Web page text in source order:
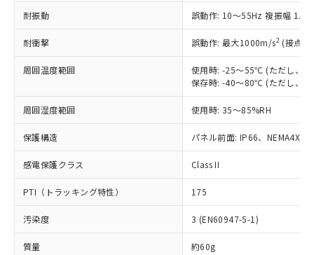
耐振動 誤動作: 10～55Hz 複振幅
耐衝撃 誤動作: 最大1000m/s2 (接点
周囲温度範囲
使用時: -25～55℃ (ただし、氷
保存時: -40～80℃ (ただし、氷
周囲湿度範囲 使用時: 35～85%RH
保護構造 パネル前面: IP66、NEMA4X,
感電保護クラス Class II
PTI（トラッキング特性） 175
汚染度 3 (EN60947-5-1)
質量 約60g
記載している更新日時点での社内デー
タに基づき作成されるものであり、閲
覧された時点での実際の在庫および標
準価格とは異なる場合があることをご
正式な納期状況および標準価格はお客
様のお取引先、またはお客様担当のオ
ムロン制御機器販売店・当社販売員に
オムロン制御機器販売店や当社販売拠
販売ネットワーク
」をご確認
ください。
在庫状況および標準価格結果を当社の
事前の承諾なく第三者に漏洩または開
示しないようお願いします。
マイパーツ機能（部品リスト作成サー
ビス）をご利用いただくには、I-Web
鉛(Pb) 1000ppm以下、 水銀(Hg) 1000ppm以下、 カド
六価クロム(Cr(Ⅵ)) 1000ppm以下、ポリ臭化ビフェニル
類(PBB) 1000ppm以下、ポリ臭化ジフェニルエーテル類
(PBDE) 1000ppm以下、フタル酸ビス(2-エチルヘキシ
ル) (DEHP)(別名：DOP) 1000ppm以下、フタル酸ブチ
ルベンジル（BBP） 1000ppm以下、フタル酸ジブチル
（DBP） 1000ppm以下、フタル酸ジイソブチル
(DIBP) 1000ppm以下
但し、RoHS指令で産業用監視および制御機器に対する
適用除外項目は除く。
フタル酸エステル類の４物質については閾値を超える意
図的な使用がないことを確認しています。
※2 対応予定月
部品在庫の切り替え状況などにより、予定
月が前後することがあります。
*中国RoHS10物質の基準値 (GB/T26572)：
Pb(鉛) :1000ppm、 Hg(水銀) : 1000ppm、 Cd(カドミウ
Cr(Ⅵ)(六価クロム) : 1000ppm、 PBBs(ポリ臭化ビフェ
ニル類) : 1000ppm、 PBDEs(ポリ臭化ジフェニルエーテ
ル) : 1000ppm、
DEHP(フタル酸ビス(2-エチルヘキシル)) : 1000ppm
※2 環境保護使用期限
「ｅ」：有害物質（10物質）のすべてが基
準値以下であることを示します。
「10」：通常の使用状況下において有害物
質が外部に漏えいし、環境に深刻な影響を
（以下｢規制貨物等」という）を輸出
または国外への提供する場合は、日本
国政府の輸出許可(または役務取引許
可)を取得するなどの必要な手続きを
当社は規制貨物を破棄する場合は、完
全に破砕するなど、違法に輸出されな
いよう必要な手段を講じます。
当社は貴社製品を、核兵器、ミサイ
ル、化学兵器、生物兵器またはその他
武器並びにこれらの製造装置等に一切
使用いたしません。
当社は、貴社製品を第三者に販売する
場合は、上記1、2および3の内容を当
該第三者に通知します。また当社は、
販売先および販売に係わる関係者が違
法に輸出するおそれがある場合は、取
○ 一定数以上の在庫あり
△ 一定数には満たないが在庫あり
在庫なし(最新の在庫状況につ
いては、お客様のお取引先、ま
たはお客様担当のオムロン制御
機器販売店・当社販売員にご確
認ください)
受注生産機種、また在庫状況の
情報を公開していない機種